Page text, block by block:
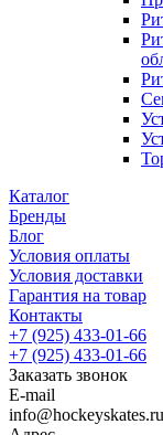
Каталог
Бренды
Блог
Условия оплаты
Условия доставки
Гарантия на товар
Контакты
+7 (925) 433-01-66
+7 (925) 433-01-66
Заказать звонок
E-mail
info@hockeyskates.ru